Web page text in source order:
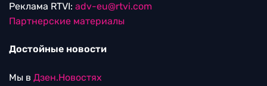
Реклама RTVI: adv-eu@rtvi.com
Партнерские материалы
Достойные новости
Мы в Дзен.Новостях